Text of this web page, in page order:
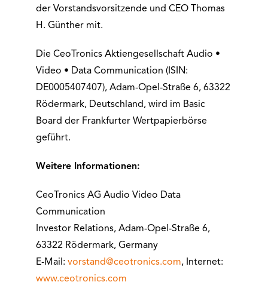
der Vorstandsvorsitzende und CEO Thomas
H. Günther mit.
Die CeoTronics Aktiengesellschaft Audio •
Video • Data Communication (ISIN:
DE0005407407), Adam-Opel-Straße 6, 63322
Rödermark, Deutschland, wird im Basic
Board der Frankfurter Wertpapierbörse
geführt.
Weitere Informationen:
CeoTronics AG Audio Video Data
Communication
Investor Relations, Adam-Opel-Straße 6,
63322 Rödermark, Germany
E-Mail: vorstand@ceotronics.com, Internet:
www.ceotronics.com